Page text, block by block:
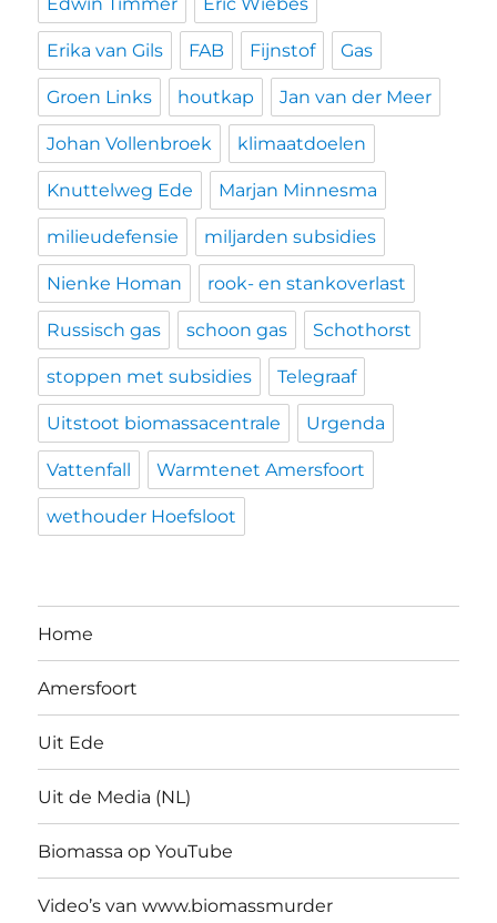
Edwin Timmer Eric Wiebes
Erika van Gils FAB Fijnstof Gas
Groen Links houtkap Jan van der Meer
Johan Vollenbroek klimaatdoelen
Knuttelweg Ede Marjan Minnesma
milieudefensie miljarden subsidies
Nienke Homan rook- en stankoverlast
Russisch gas schoon gas Schothorst
stoppen met subsidies Telegraaf
Uitstoot biomassacentrale Urgenda
Vattenfall Warmtenet Amersfoort
wethouder Hoefsloot
Home
Amersfoort
Uit Ede
Uit de Media (NL)
Biomassa op YouTube
Video’s van www.biomassmurder